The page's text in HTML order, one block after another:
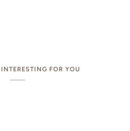
FOR YOU